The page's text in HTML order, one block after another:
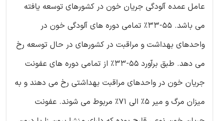
عامل عمده آلودگی جریان خون در کشورهای توسعه یافته
می باشد. 55-33% تمامی دوره های آلودگی خون در
واحدهای بهداشت و مراقبت در کشورهای در حال توسعه رخ
می دهد. طبق برآورد 55-33% از تمامی دوره های عفونت
جریان خون در واحدهای مراقبت بهداشتی رخ می دهند و به
میزان مرگ و میر 5% الی 71% مربوط می شوند. عفونت